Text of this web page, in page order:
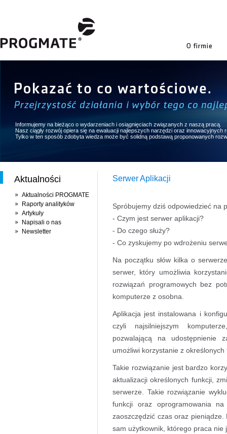
Informujemy na bieżąco o wydarzeniach i osiągnięciach związanych z naszą pracą.
Nasz ciągły rozwój opiera się na ewaluacji najlepszych narzędzi oraz innowacyjnych
Tylko w ten sposób zdobyta wiedza może być solidną podstawą proponowanych
Aktualności
Aktualności PROGMATE
Raporty analityków
Artykuły
Napisali o nas
Newsletter
Serwer Aplikacji
Spróbujemy dziś odpowiedzieć na
- Czym jest serwer aplikacji?
- Do czego służy?
- Co zyskujemy po wdrożeniu
Na początku słów kilka o
serwer, który umożliwia
rozwiązań programowych bez
komputerze z osobna.
Aplikacja jest instalowana i
czyli najsilniejszym
pozwalającą na udostępnienie
umożliwi korzystanie z
Takie rozwiązanie jest bardzo
aktualizacji określonych funkcji,
serwerze. Takie rozwiązanie
funkcji oraz oprogramowania
zaoszczędzić czas oraz
sam użytkownik, którego praca nie